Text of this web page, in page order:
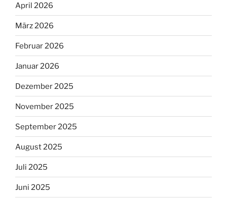
April 2026
März 2026
Februar 2026
Januar 2026
Dezember 2025
November 2025
September 2025
August 2025
Juli 2025
Juni 2025